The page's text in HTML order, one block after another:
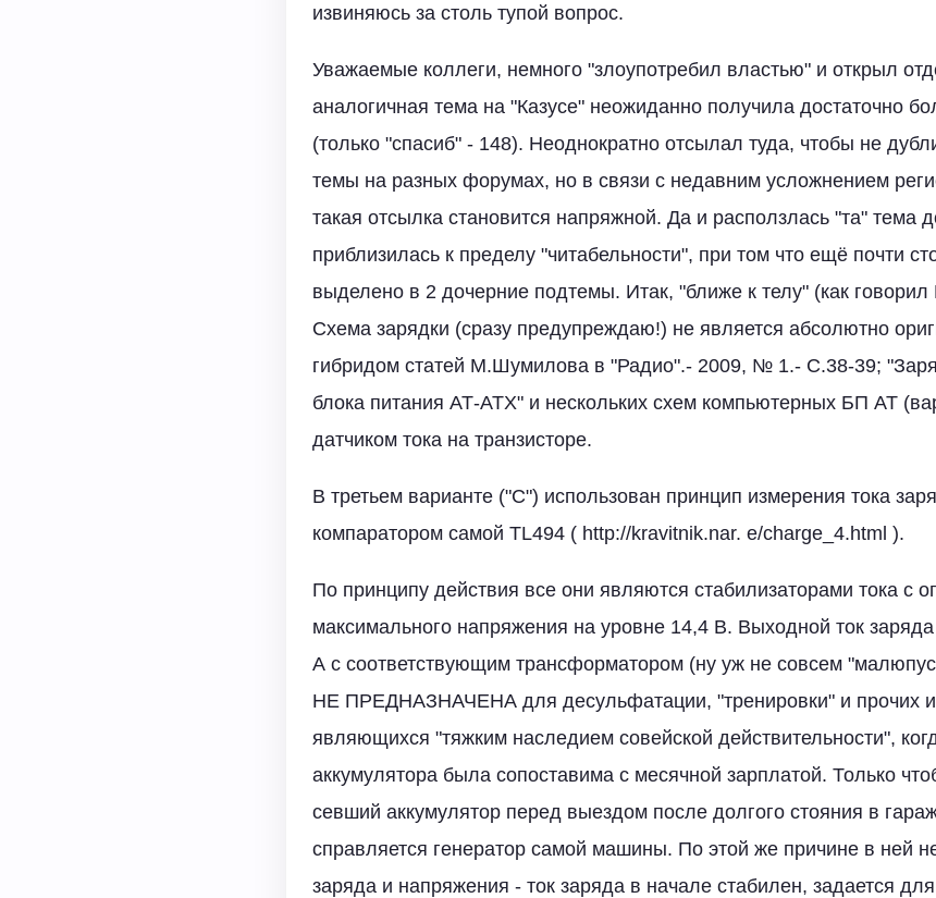
извиняюсь за столь тупой вопрос.
Уважаемые коллеги, немного "злоупотребил властью" и открыл
аналогичная тема на "Казусе" неожиданно получила достаточно
(только "спасиб" - 148). Неоднократно отсылал туда, чтобы не
темы на разных форумах, но в связи с недавним усложнением
такая отсылка становится напряжной. Да и расползлась "та" тема
приблизилась к пределу "читабельности", при том что ещё почти
выделено в 2 дочерние подтемы. Итак, "ближе к телу" (как
Схема зарядки (сразу предупреждаю!) не является абсолютно
гибридом статей М.Шумилова в "Радио".- 2009, № 1.- С.38-39;
блока питания АТ-АТХ" и нескольких схем компьютерных БП АТ
датчиком тока на транзисторе.
В третьем варианте ("С") использован принцип измерения тока
компаратором самой TL494 ( http://kravitnik.nar. e/charge_4.html ).
По принципу действия все они являются стабилизаторами тока с
максимального напряжения на уровне 14,4 В. Выходной ток
А с соответствующим трансформатором (ну уж не совсем
НЕ ПРЕДНАЗНАЧЕНА для десульфатации, "тренировки" и прочих
являющихся "тяжким наследием совейской действительности",
аккумулятора была сопоставима с месячной зарплатой. Только
севший аккумулятор перед выездом после долгого стояния в
справляется генератор самой машины. По этой же причине в ней
заряда и напряжения - ток заряда в начале стабилен, задается